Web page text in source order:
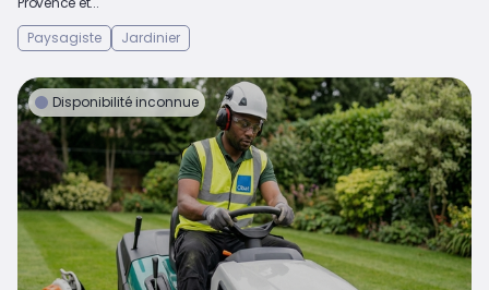
Paysagiste
Jardinier
Disponibilité inconnue